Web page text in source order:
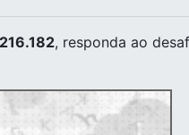
, responda ao